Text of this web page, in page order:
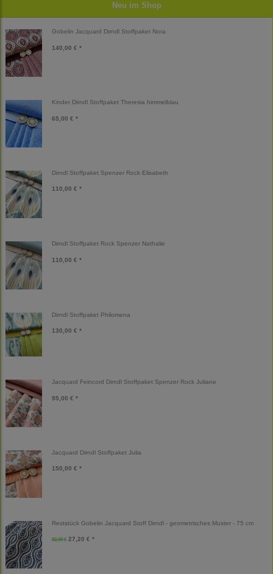
Neu im Shop
Gobelin Jacquard Dirndl Stoffpaket Nora
140,00 € *
Kinder Dirndl Stoffpaket Theresia himmelblau
65,00 € *
Dirndl Stoffpaket Spenzer Rock Elisabeth
110,00 € *
Dirndl Stoffpaket Rock Spenzer Nathalie
110,00 € *
Dirndl Stoffpaket Philomena
130,00 € *
Jacquard Feincord Dirndl Stoffpaket Spenzer Rock Juliane
95,00 € *
Jacquard Dirndl Stoffpaket Julia
150,00 € *
Reststück Gobelin Jacquard Stoff Dirndl - geometrisches Muster - 75 cm
32,00 € 27,20 € *